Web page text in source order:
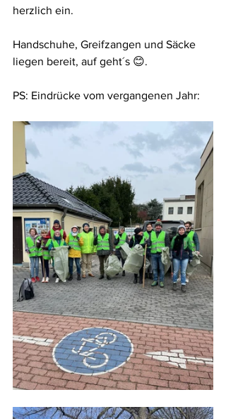
herzlich ein.
Handschuhe, Greifzangen und Säcke
liegen bereit, auf geht´s 😊.
PS: Eindrücke vom vergangenen Jahr: